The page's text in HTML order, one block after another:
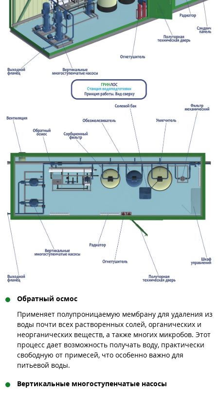
Обратный осмос
Применяет полупроницаемую мембрану для удаления из
воды почти всех растворенных солей, органических и
неорганических веществ, а также многих микробов. Этот
процесс дает возможность получать воду, практически
свободную от примесей, что особенно важно для
питьевой воды.
Вертикальные многоступенчатые насосы